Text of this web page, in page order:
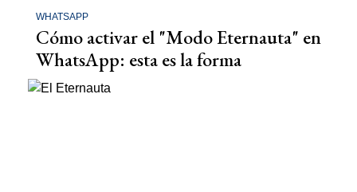
WHATSAPP
Cómo activar el "Modo Eternauta" en
WhatsApp: esta es la forma